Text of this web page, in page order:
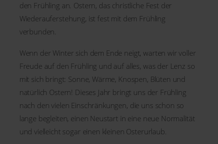
den Frühling an. Ostern, das christliche Fest der
Wiederauferstehung, ist fest mit dem Frühling
verbunden.
Wenn der Winter sich dem Ende neigt, warten wir voller
Freude auf den Frühling und auf alles, was der Lenz so
mit sich bringt: Sonne, Wärme, Knospen, Blüten und
natürlich Ostern! Dieses Jahr bringt uns der Frühling
nach den vielen Einschränkungen, die uns schon so
lange begleiten, einen Neustart in eine neue Normalität
und vielleicht sogar einen kleinen Osterurlaub.